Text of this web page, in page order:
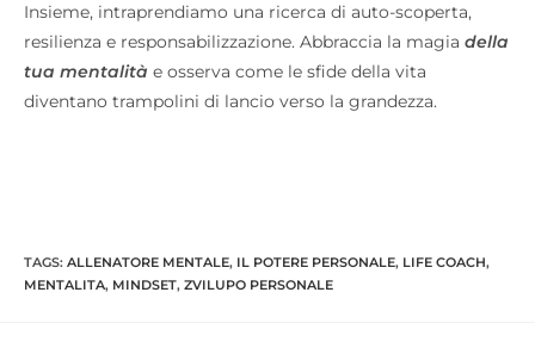
Insieme, intraprendiamo una ricerca di auto-scoperta,
resilienza e responsabilizzazione. Abbraccia la magia della
tua mentalità e osserva come le sfide della vita
diventano trampolini di lancio verso la grandezza.
TAGS: ALLENATORE MENTALE, IL POTERE PERSONALE, LIFE COACH,
MENTALITA, MINDSET, ZVILUPO PERSONALE